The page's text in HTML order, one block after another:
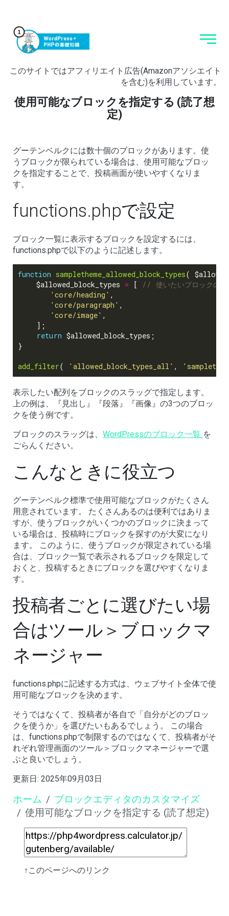
このサイトではアフィリエイト広告(Amazonアソシエイト
を含む)を利用しています。
使用可能なブロックを指定する (読了想
定)
グーテンベルクには数十個のブロックがあります。使
うブロックが限られている場合は、使用可能なブロッ
クを指定することで、投稿画面が使いやすくなりま
す。
functions.phpで設定
ブロック一覧に表示するブロックを設定するには、
functions.phpで以下のように記述します。
function sampletheme_allowed_block_types
    $allowed_block_types
= [
'core/heading'
'core/paragraph'
'core/image'
return
add_filter( 'allowed_block_types_all' ,
表示したい配列をブロックのスラッグで指定します。
上の例は、『見出し』『段落』『画像』の3つのブロッ
クを使う例です。
ブロックのスラッグは、 WordPressのブロック一覧 を
ごらんください。
こんなときに役立つ
グーテンベルク標準で使用可能なブロックがたくさん
用意されています。 たくさんあるのは便利ではありま
すが、使うブロックがいくつかのブロックに決まって
いる場合は、投稿時にブロックを探すのが大変になり
ます。 このように、使うブロックが限定されている場
合は、ブロック一覧で表示されるブロックを限定して
おくと、投稿するときにブロックを選びやすくなりま
す。
投稿者ごとに選びたい場
合はツール＞ブロックマ
ネージャー
functions.phpに記述する方式は、ウェブサイト全体で使
用可能なブロックを決めます。
そうではなくて、投稿者が各自で「自分がどのブロッ
クを使うか」を選びたいもあるでしょう。 この場合
は、functions.phpで制限するのではなくて、投稿者がそ
れぞれ管理画面のツール＞ブロックマネージャーで選
ぶと良いでしょう。
更新日: 2025年09月03日
ホーム
ブロックエディタのカスタマイズ
使用可能なブロックを指定する (読了想定)
↑このページへのリンク